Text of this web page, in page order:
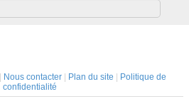
Nous contacter| Plan du site
Politique de
confidentialité